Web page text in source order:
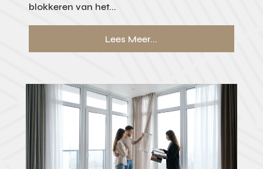
blokkeren van het...
Lees Meer...